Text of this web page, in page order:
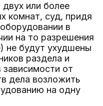
двух или более
комнат, суд, придя
в
на то разрешения
не будут ухудшены
раздела и
зависимости от
дела возложить
на одну